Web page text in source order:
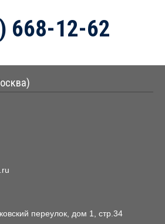
668-12-62
переулок, дом 1, стр.34